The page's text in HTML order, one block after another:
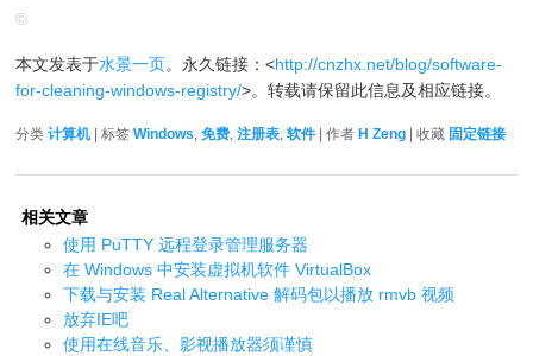
©
本文发表于水景一页。永久链接：<http://cnzhx.net/blog/software-
for-cleaning-windows-registry/>。转载请保留此信息及相应链接。
分类计算机| 标签Windows ,免费 ,注册表 ,软件 | 作者H Zeng | 收藏 固定链接
相关文章
使用 PuTTY 远程登录管理服务器
在 Windows 中安装虚拟机软件 VirtualBox
下载与安装 Real Alternative 解码包以播放 rmvb 视频
放弃IE吧
使用在线音乐、影视播放器须谨慎